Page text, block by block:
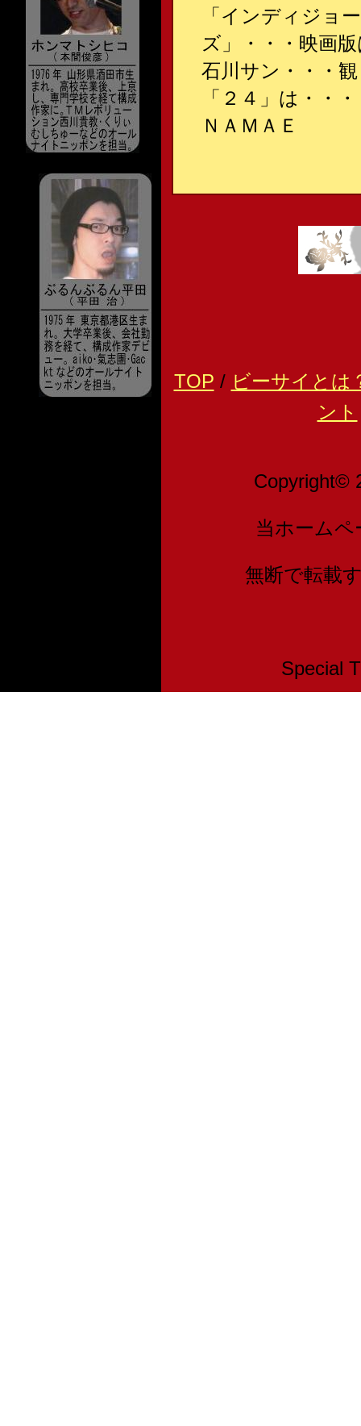
「インディジョ
ズ」・・・映画
石川サン・・・
「２４」は・・・
ＮＡＭＡＥ
TOP / ビーサイとは
ント
Copyright©
当ホーム
無断で転載
Special